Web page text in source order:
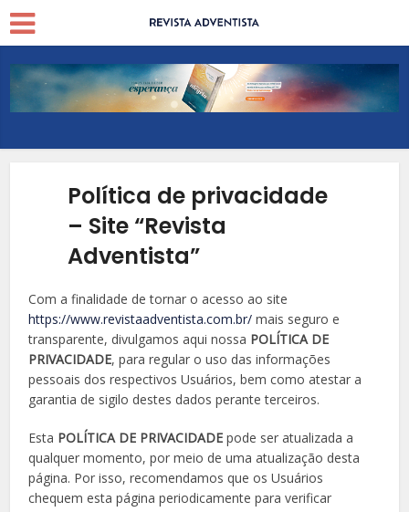
Política de privacidade
– Site “Revista
Adventista”
Com a finalidade de tornar o acesso ao site
https://www.revistaadventista.com.br/ mais seguro e
transparente, divulgamos aqui nossa POLÍTICA DE
PRIVACIDADE, para regular o uso das informações
pessoais dos respectivos Usuários, bem como atestar a
garantia de sigilo destes dados perante terceiros.
Esta POLÍTICA DE PRIVACIDADE pode ser atualizada a
qualquer momento, por meio de uma atualização desta
página. Por isso, recomendamos que os Usuários
chequem esta página periodicamente para verificar